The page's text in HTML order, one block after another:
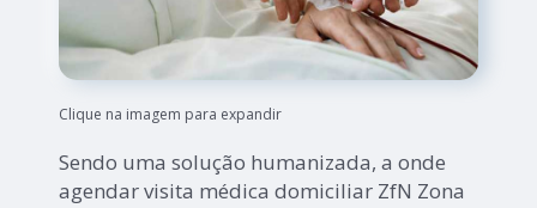
Clique na imagem para expandir
Sendo uma solução humanizada, a onde
agendar visita médica domiciliar ZfN Zona